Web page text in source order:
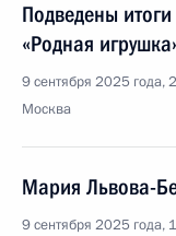
Подведены
«Родная
9 сентября 2025 года,
Москва
Мария Львова-
9 сентября 2025 года,